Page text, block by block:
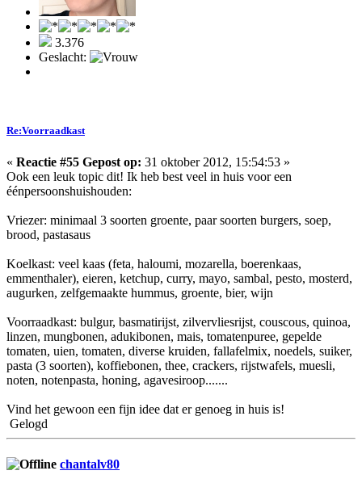
3.376
Geslacht:
Re:Voorraadkast
« Reactie #55 Gepost op: 31 oktober 2012, 15:54:53 »
Ook een leuk topic dit! Ik heb best veel in huis voor een
éénpersoonshuishouden:
Vriezer: minimaal 3 soorten groente, paar soorten burgers, soep,
brood, pastasaus
Koelkast: veel kaas (feta, haloumi, mozarella, boerenkaas,
emmenthaler), eieren, ketchup, curry, mayo, sambal, pesto, mosterd,
augurken, zelfgemaakte hummus, groente, bier, wijn
Voorraadkast: bulgur, basmatirijst, zilvervliesrijst, couscous, quinoa,
linzen, mungbonen, adukibonen, mais, tomatenpuree, gepelde
tomaten, uien, tomaten, diverse kruiden, fallafelmix, noedels, suiker,
pasta (3 soorten), koffiebonen, thee, crackers, rijstwafels, muesli,
noten, notenpasta, honing, agavesiroop.......
Vind het gewoon een fijn idee dat er genoeg in huis is!
Gelogd
chantalv80